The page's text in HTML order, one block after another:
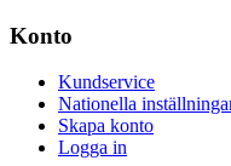
Konto
Kundservice
Nationella
Skapa konto
Logga in